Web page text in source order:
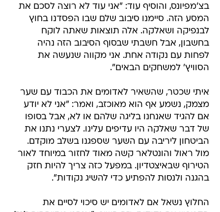
בצ'מפיונס, והוסיף עוד: "אני עוד לא רוצה לסכם את
המסע הזה. סיימנו סיבוב שלם שבו הפסדנו בחוץ
לבנפיקה ושאלקה. אלה תוצאות שאתה לוקח
בחשבון, אבל חשבתי שבסוף הסיבוב הזה נהיה
לפחות עם נקודה אחת. אני מקווה שנעשה את
הסוויץ' למשחקים הבאים".
איתי שכטר, שהשאיר לאדומים את הכבוד עם שער
מצמק, נשמע אף הוא מאוכזב, ואמר: "אני לא יודע
אם להגיד שאנחנו בליגה שלהם או לא, אבל בסופו
של דבר שאלקה היו עדיפים עלינו. לצערי נתנו את
הביטחון ליריבה עם השער שספגנו בשלב מוקדם.
מול ראול והונטלאר קשה מאוד לחזור במיוחד לאור
הטירוף שבאיצטדיון. במפעל כזה צריך להיות חזק
בהגנה ולנסות להפתיע כדי להשיג נקודות".
החלוץ נשאל אם לאדומים יש סיכוי לסיים את